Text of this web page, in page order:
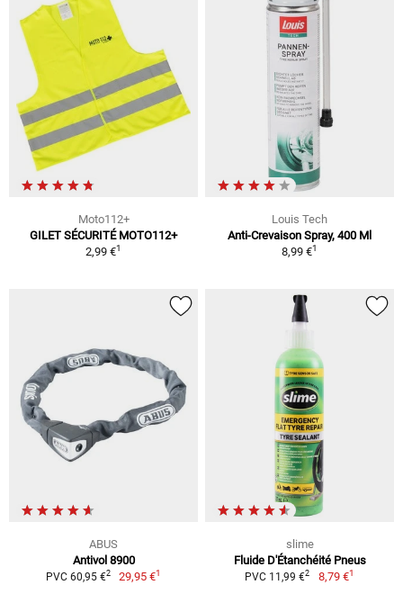
Moto112+
GILET SÉCURITÉ MOTO112+
2,99 €1
Louis Tech
Anti-Crevaison Spray, 400 Ml
8,99 €1
ABUS
Antivol 8900
PVC 60,95 €2 29,95 €1
slime
Fluide D'Étanchéité Pneus
PVC 11,99 €2 8,79 €1